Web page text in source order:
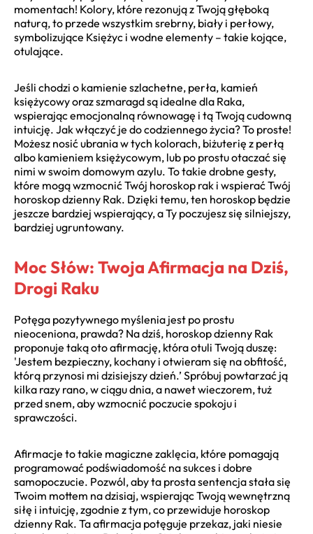
momentach! Kolory, które rezonują z Twoją głęboką
naturą, to przede wszystkim srebrny, biały i perłowy,
symbolizujące Księżyc i wodne elementy – takie kojące,
otulające.
Jeśli chodzi o kamienie szlachetne, perła, kamień
księżycowy oraz szmaragd są idealne dla Raka,
wspierając emocjonalną równowagę i tą Twoją cudowną
intuicję. Jak włączyć je do codziennego życia? To proste!
Możesz nosić ubrania w tych kolorach, biżuterię z perłą
albo kamieniem księżycowym, lub po prostu otaczać się
nimi w swoim domowym azylu. To takie drobne gesty,
które mogą wzmocnić Twój horoskop rak i wspierać Twój
horoskop dzienny Rak. Dzięki temu, ten horoskop będzie
jeszcze bardziej wspierający, a Ty poczujesz się silniejszy,
bardziej ugruntowany.
Moc Słów: Twoja Afirmacja na Dziś,
Drogi Raku
Potęga pozytywnego myślenia jest po prostu
nieoceniona, prawda? Na dziś, horoskop dzienny Rak
proponuje taką oto afirmację, która otuli Twoją duszę:
'Jestem bezpieczny, kochany i otwieram się na obfitość,
którą przynosi mi dzisiejszy dzień.’ Spróbuj powtarzać ją
kilka razy rano, w ciągu dnia, a nawet wieczorem, tuż
przed snem, aby wzmocnić poczucie spokoju i
sprawczości.
Afirmacje to takie magiczne zaklęcia, które pomagają
programować podświadomość na sukces i dobre
samopoczucie. Pozwól, aby ta prosta sentencja stała się
Twoim mottem na dzisiaj, wspierając Twoją wewnętrzną
siłę i intuicję, zgodnie z tym, co przewiduje horoskop
dzienny Rak. Ta afirmacja potęguje przekaz, jaki niesie